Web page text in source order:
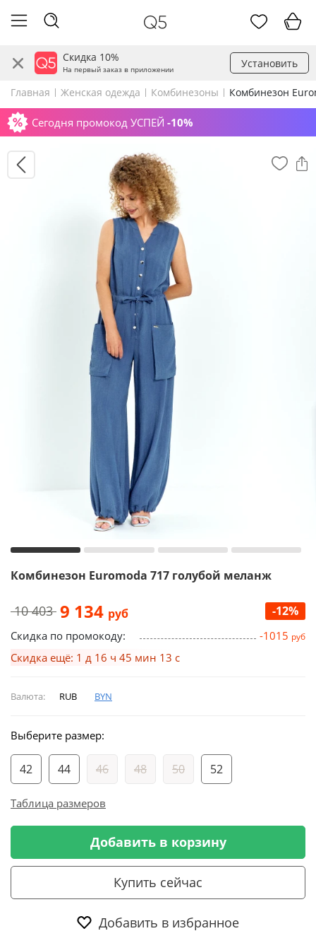
Скидка 10%
На первый заказ в приложении Установить
Главная Женская одежда Комбинезоны Комбинезон
Сегодня промокод УСПЕЙ -10%
Комбинезон Euromoda 717 голубой меланж
10 403 9 134 руб -12%
Скидка по промокоду: -1015 руб
Скидка ещё: 1 д 16 ч 45 мин 12 с
Валюта: RUB BYN
Выберите размер:
42 44 46 48 50 52
Таблица размеров
Добавить в корзину
Купить сейчас
Добавить в избранное